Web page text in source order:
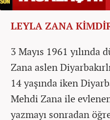
LEYLA ZANA
3 Mayıs 1961 yılında
Zana aslen
14 yaşında iken
Mehdi Zana ile
yazmayı sonradan